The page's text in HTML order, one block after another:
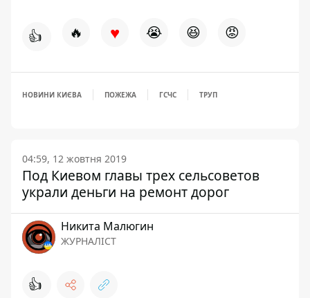
👍 🔥 ♥ 😭 😆 😡
НОВИНИ КИЄВА ПОЖЕЖА ГСЧС ТРУП
04:59, 12 жовтня 2019
Под Киевом главы трех сельсоветов
украли деньги на ремонт дорог
Никита Малюгин
ЖУРНАЛІСТ
👍